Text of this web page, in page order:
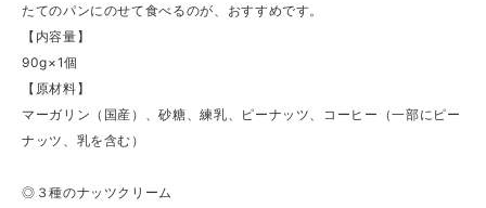
たてのパンにのせて食べるのが、おすすめです。
【内容量】
90g×1個
【原材料】
マーガリン（国産）、砂糖、練乳、ピーナッツ、コーヒー（一部にピー
ナッツ、乳を含む）
◎３種のナッツクリーム